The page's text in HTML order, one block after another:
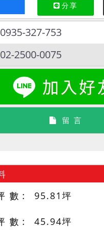
分享
0935-327-753
02-2500-0075
留 言
數 95.81 坪
數 45.94坪